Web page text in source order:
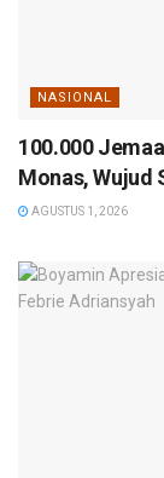
NASIONAL
100.000
Monas, Wujud
AGUSTUS 1, 2026